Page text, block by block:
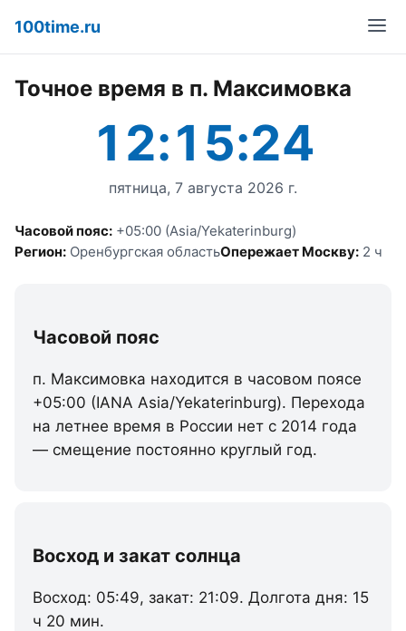
100time.ru
Точное время в п. Максимовка
12:15:24
пятница, 7 августа 2026 г.
Часовой пояс: +05:00 (Asia/Yekaterinburg)
Регион: Оренбургская областьОпережает Москву: 2 ч
Часовой пояс
п. Максимовка находится в часовом поясе
+05:00 (IANA Asia/Yekaterinburg). Перехода
на летнее время в России нет с 2014 года
— смещение постоянно круглый год.
Восход и закат солнца
Восход: 05:49, закат: 21:09. Долгота дня: 15
ч 20 мин.